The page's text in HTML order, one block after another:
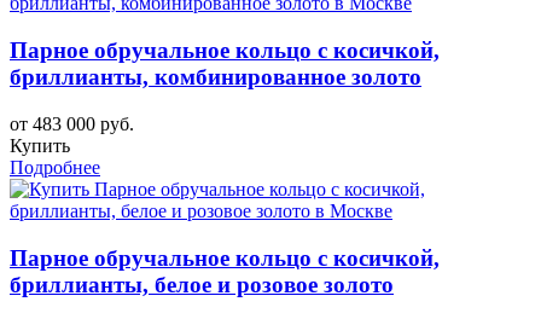
Парное обручальное кольцо с косичкой,
бриллианты, комбинированное золото
от 483 000 руб.
Купить
Подробнее
Парное обручальное кольцо с косичкой,
бриллианты, белое и розовое золото